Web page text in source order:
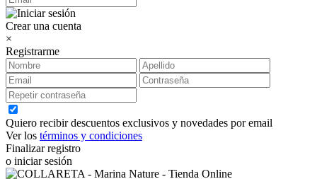
Crear una cuenta
×
Registrarme
Quiero recibir descuentos exclusivos y novedades por email
Ver los términos y condiciones
Finalizar registro
o iniciar sesión